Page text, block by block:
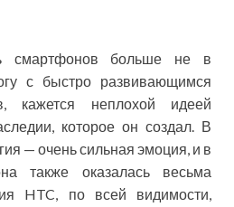
смартфонов больше не в
с быстро развивающимся
кажется неплохой идеей
которое он создал. В
— очень сильная эмоция, и в
также оказалась весьма
HTC, по всей видимости,